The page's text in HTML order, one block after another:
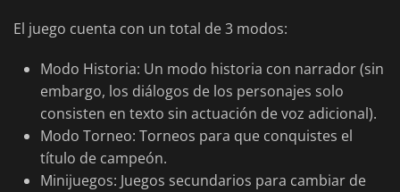
El juego cuenta con un total de 3 modos:
Modo Historia: Un modo historia con narrador (sin
embargo, los diálogos de los personajes solo
consisten en texto sin actuación de voz adicional).
Modo Torneo: Torneos para que conquistes el
título de campeón.
Minijuegos: Juegos secundarios para cambiar de